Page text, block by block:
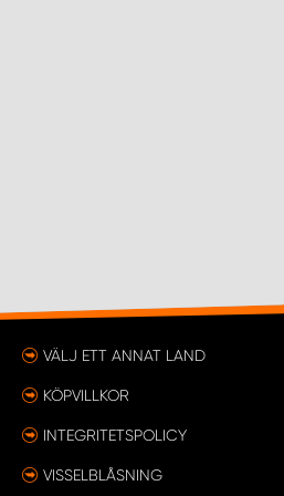
VÄLJ ETT ANNAT LAND
KÖPVILLKOR
INTEGRITETSPOLICY
VISSELBLÅSNING